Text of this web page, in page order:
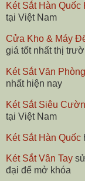
Két Sắt Hàn Quốc
tại Việt Nam
Cửa Kho & Máy
giá tốt nhất thị
Két Sắt Văn Phòng
nhất hiện nay
Két Sắt Siêu
tại Việt Nam
Két Sắt Hàn Quốc
Két Sắt Vân Tay
đại để mở khóa